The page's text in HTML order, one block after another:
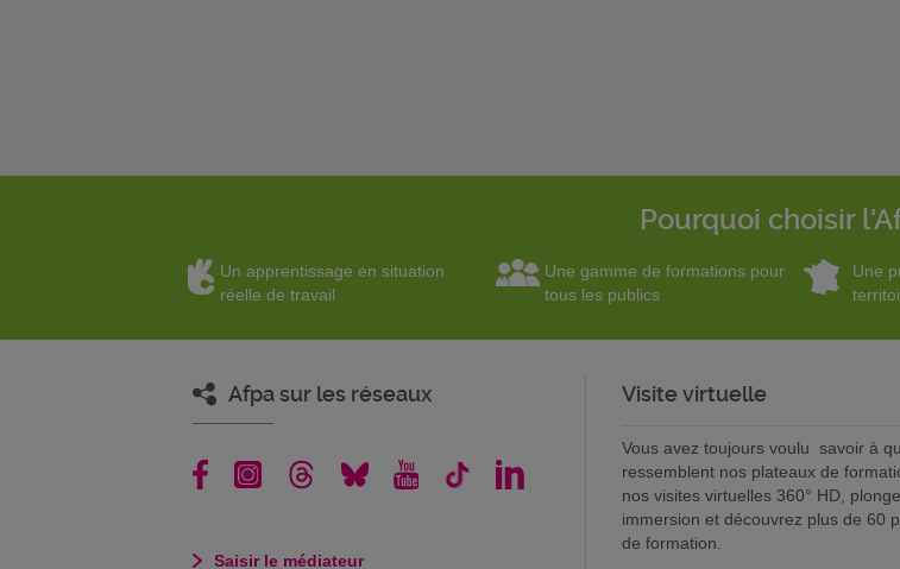
Pourquoi choisir
Un apprentissage en situation
réelle de travail
Une gamme de formations pour
tous les publics
Une
Afpa sur les réseaux
Saisir le médiateur
Visite virtuelle
Vous avez toujours voulu savoir à
ressemblent nos plateaux de
nos visites virtuelles 360° HD,
immersion et découvrez plus de 60
de formation.